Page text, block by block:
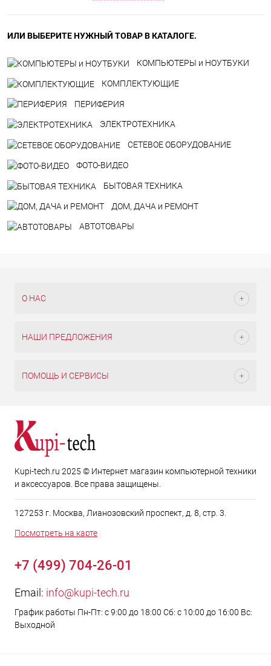
ИЛИ ВЫБЕРИТЕ НУЖНЫЙ ТОВАР В КАТАЛОГЕ.
КОМПЬЮТЕРЫ и НОУТБУКИ
КОМПЛЕКТУЮЩИЕ
ПЕРИФЕРИЯ
ЭЛЕКТРОТЕХНИКА
СЕТЕВОЕ ОБОРУДОВАНИЕ
ФОТО-ВИДЕО
БЫТОВАЯ ТЕХНИКА
ДOM, ДАЧА и РЕМОНТ
АВТОТОВАРЫ
О НАС
НАШИ ПРЕДЛОЖЕНИЯ
ПОМОЩЬ И СЕРВИСЫ
Kupi-tech.ru 2025 © Интернет магазин компьютерной техники
и аксессуаров. Все права защищены.
127253 г. Москва, Лианозовский проспект, д. 8, стр. 3.
Посмотреть на карте
+7 (499) 704-26-01
Email: info@kupi-tech.ru
График работы Пн-Пт: с 9:00 до 18:00 Сб: с 10:00 до 16:00 Вс:
Выходной